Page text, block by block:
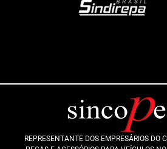
REPRESENTANTE DOS EMPRESÁRIOS DO